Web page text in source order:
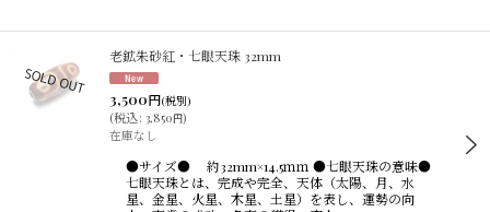
老鉱朱砂紅・七眼天珠 32mm
3,500円(税別)
(税込: 3,850円)
在庫なし
●サイズ● 約32mm×14.5ｍｍ ●七眼天珠の意味●
七眼天珠とは、完成や完全、天体（太陽、月、水
星、金星、火星、木星、土星）を表し、運勢の向